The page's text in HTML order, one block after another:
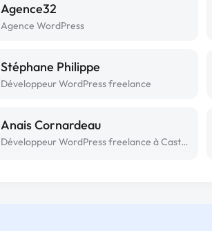
Agence32
Agence WordPress
Stéphane Philippe
Développeur WordPress freelance
Anais Cornardeau
Développeur WordPress freelance à Castelnau-de-médoc